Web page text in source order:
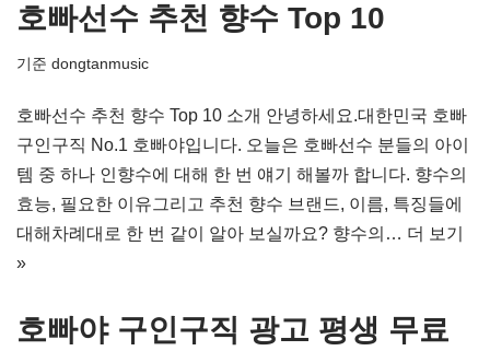
호빠선수 추천 향수 Top 10
기준 dongtanmusic
호빠선수 추천 향수 Top 10 소개 안녕하세요.대한민국 호빠
구인구직 No.1 호빠야입니다. 오늘은 호빠선수 분들의 아이
템 중 하나 인향수에 대해 한 번 얘기 해볼까 합니다. 향수의
효능, 필요한 이유그리고 추천 향수 브랜드, 이름, 특징들에
대해차례대로 한 번 같이 알아 보실까요? 향수의… 더 보기
»
호빠야 구인구직 광고 평생 무료